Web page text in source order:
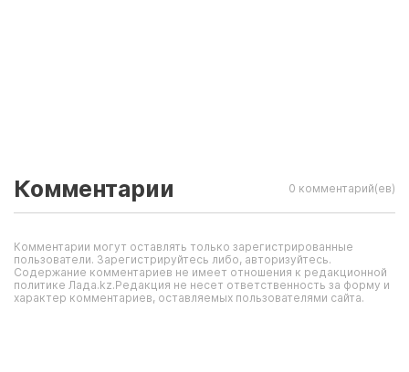
Комментарии 0 комментарий(ев)
Комментарии могут оставлять только зарегистрированные
пользователи. Зарегистрируйтесь либо, авторизуйтесь.
Содержание комментариев не имеет отношения к редакционной
политике Лада.kz.Редакция не несет ответственность за форму и
характер комментариев, оставляемых пользователями сайта.